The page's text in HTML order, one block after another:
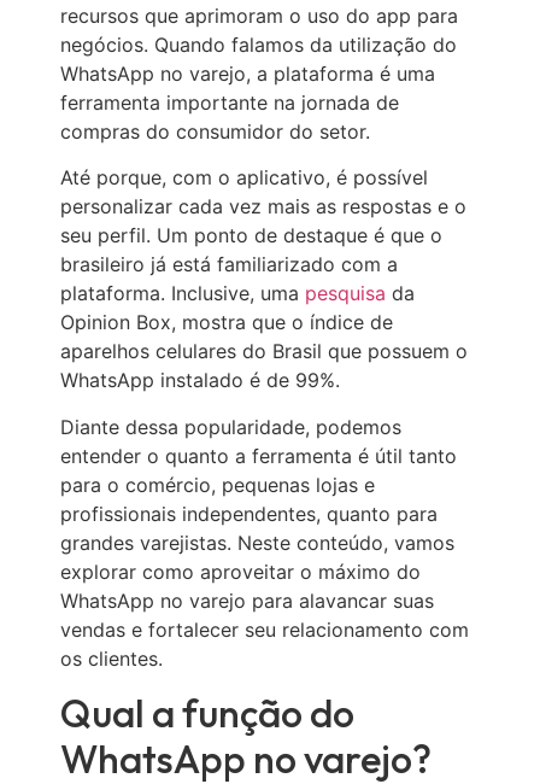
recursos que aprimoram o uso do app para
negócios. Quando falamos da utilização do
WhatsApp no varejo, a plataforma é uma
ferramenta importante na jornada de
compras do consumidor do setor.
Até porque, com o aplicativo, é possível
personalizar cada vez mais as respostas e o
seu perfil. Um ponto de destaque é que o
brasileiro já está familiarizado com a
plataforma. Inclusive, uma pesquisa da
Opinion Box, mostra que o índice de
aparelhos celulares do Brasil que possuem o
WhatsApp instalado é de 99%.
Diante dessa popularidade, podemos
entender o quanto a ferramenta é útil tanto
para o comércio, pequenas lojas e
profissionais independentes, quanto para
grandes varejistas. Neste conteúdo, vamos
explorar como aproveitar o máximo do
WhatsApp no varejo para alavancar suas
vendas e fortalecer seu relacionamento com
os clientes.
Qual a função do
WhatsApp no varejo?